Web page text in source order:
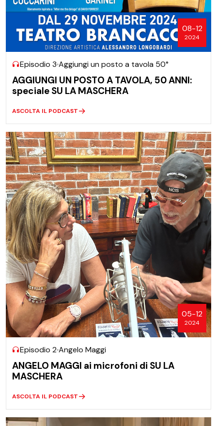
08-12
2024
Episodio 3 Aggiungi un posto a tavola 50°
AGGIUNGI UN POSTO A TAVOLA, 50 ANNI:
speciale SU LA MASCHERA
ASCOLTA IL PODCAST
05-12
2024
Episodio 2 Angelo Maggi
ANGELO MAGGI ai microfoni di SU LA
MASCHERA
ASCOLTA IL PODCAST